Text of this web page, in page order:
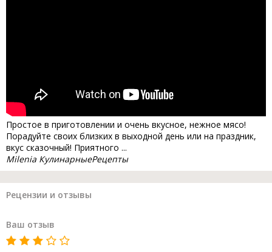
Простое в приготовлении и очень вкусное, нежное мясо!
Порадуйте своих близких в выходной день или на праздник,
вкус сказочный! Приятного ...
Milenia КулинарныеPецепты
Рецензии и отзывы
Ваш отзыв